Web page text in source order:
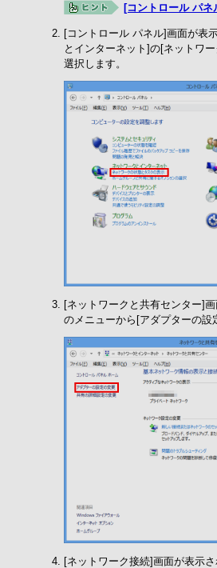
[コントロール パ
[コントロール パネル]画面が表
とインターネット]の[ネットワ
選択します。
[ネットワークと共有センター]
のメニューから[アダプターの設
[ネットワーク接続]画面が表示